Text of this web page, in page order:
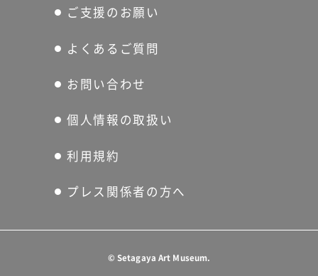
ご支援のお願い
よくあるご質問
お問い合わせ
個人情報の取扱い
利用規約
プレス関係者の方へ
© Setagaya Art Museum.